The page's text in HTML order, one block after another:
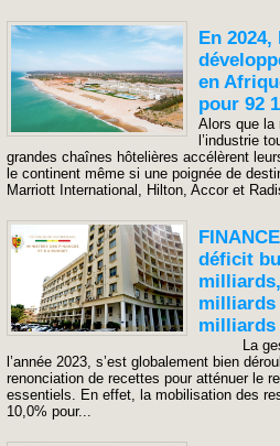
En
en
pour 92
Alors que la
l’industrie
grandes chaînes hôtelières accélèrent
le continent même si une poignée de
Marriott International, Hilton, Accor et
déficit
milliards
milliards
La
l’année 2023, s’est globalement bien
renonciation de recettes pour atténuer le
essentiels. En effet, la mobilisation des
10,0% pour...